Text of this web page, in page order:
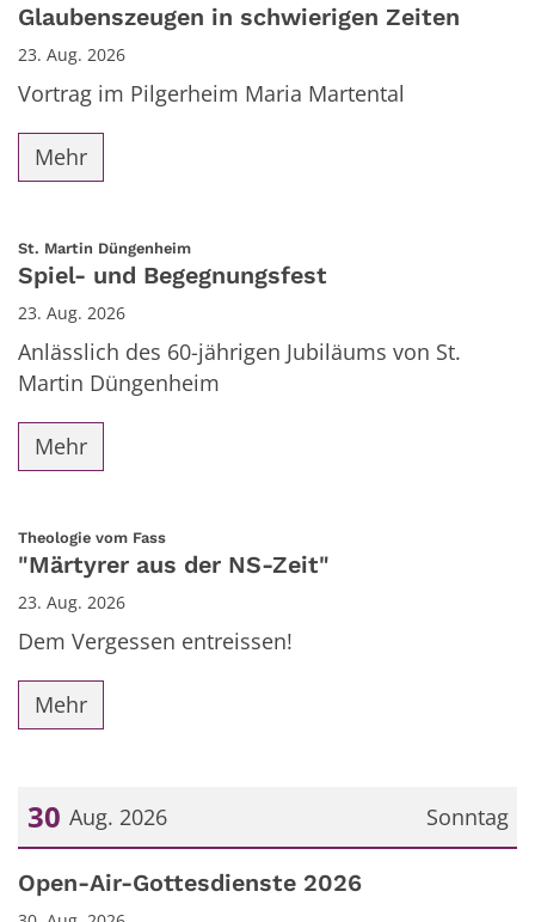
Glaubenszeugen in schwierigen Zeiten
23. Aug. 2026
Vortrag im Pilgerheim Maria Martental
Mehr
St. Martin Düngenheim:
Spiel- und Begegnungsfest
23. Aug. 2026
Anlässlich des 60-jährigen Jubiläums von St.
Martin Düngenheim
Mehr
Theologie vom Fass:
"Märtyrer aus der NS-Zeit"
23. Aug. 2026
Dem Vergessen entreissen!
Mehr
Sonntag
30 Aug. 2026
Datum: 30. August 2026
Open-Air-Gottesdienste 2026